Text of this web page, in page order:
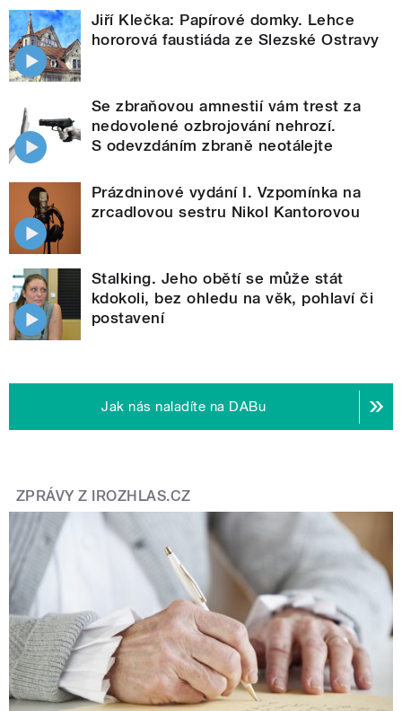
Jiří Klečka: Papírové domky. Lehce
hororová faustiáda ze Slezské Ostravy
Se zbraňovou amnestií vám trest za
nedovolené ozbrojování nehrozí.
S odevzdáním zbraně neotálejte
Prázdninové vydání I. Vzpomínka na
zrcadlovou sestru Nikol Kantorovou
Stalking. Jeho obětí se může stát
kdokoli, bez ohledu na věk, pohlaví či
postavení
Jak nás naladíte na DABu
ZPRÁVY Z IROZHLAS.CZ